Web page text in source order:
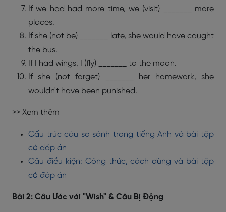
If we had had more time, we (visit) _______ more
places.
If she (not be) _______ late, she would have caught
the bus.
If I had wings, I (fly) _______ to the moon.
If she (not forget) _______ her homework, she
wouldn't have been punished.
>> Xem thêm
Cấu trúc câu so sánh trong tiếng Anh và bài tập
có đáp án
Câu điều kiện: Công thức, cách dùng và bài tập
có đáp án
Bài 2: Câu Ước với "Wish" & Câu Bị Động